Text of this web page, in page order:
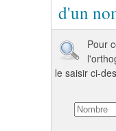
d'un
Pour
le saisir ci-